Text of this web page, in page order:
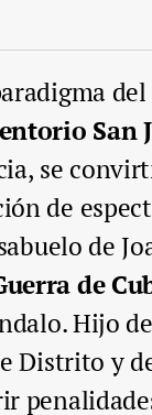
del
San
se
de
de
de
Hijo
Distrito y